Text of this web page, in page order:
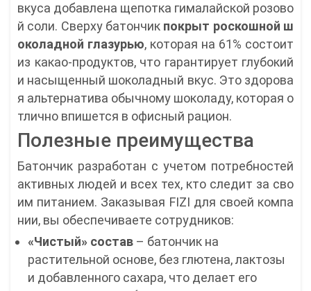
вкуса добавлена щепотка гималайской розово
й соли. Сверху батончик покрыт роскошной ш
околадной глазурью, которая на 61% состоит
из какао-продуктов, что гарантирует глубокий
и насыщенный шоколадный вкус. Это здорова
я альтернатива обычному шоколаду, которая о
тлично впишется в офисный рацион.
Полезные преимущества
Батончик разработан с учетом потребностей
активных людей и всех тех, кто следит за сво
им питанием. Заказывая FIZI для своей компа
нии, вы обеспечиваете сотрудников:
«Чистый» состав – батончик на
растительной основе, без глютена, лактозы
и добавленного сахара, что делает его